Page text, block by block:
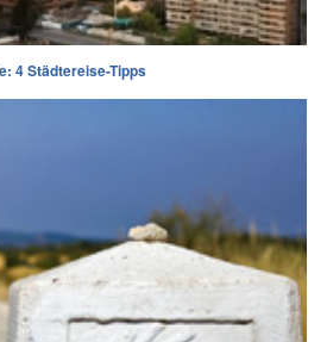
4 Städtereise-Tipps